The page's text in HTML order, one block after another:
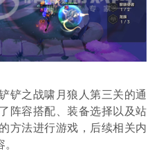
铲之战啸月狼人第三关的通
阵容搭配、装备选择以及站
方法进行游戏，后续相关内